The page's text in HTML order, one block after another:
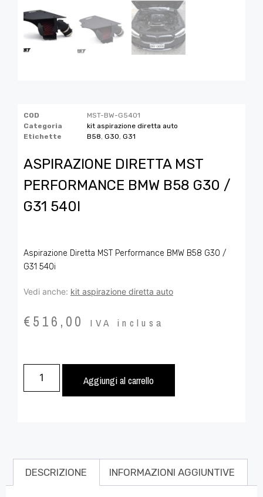
COD
MST-BW-G5401
Categoria
kit aspirazione diretta auto
Etichette
B58, G30, G31
ASPIRAZIONE DIRETTA MST
PERFORMANCE BMW B58 G30 /
G31 540I
Aspirazione Diretta MST Performance BMW B58 G30 /
G31 540i
Vedi anche: kit aspirazione diretta auto
€516,00 IVA inclusa
Aggiungi al carrello
DESCRIZIONE INFORMAZIONI AGGIUNTIVE